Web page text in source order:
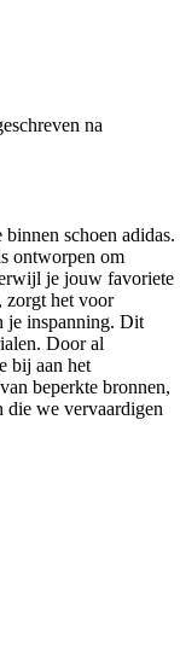
na
schoen adidas.
ontworpen om
je jouw favoriete
zorgt het voor
je inspanning. Dit
Door al
bij aan het
beperkte bronnen,
die we vervaardigen